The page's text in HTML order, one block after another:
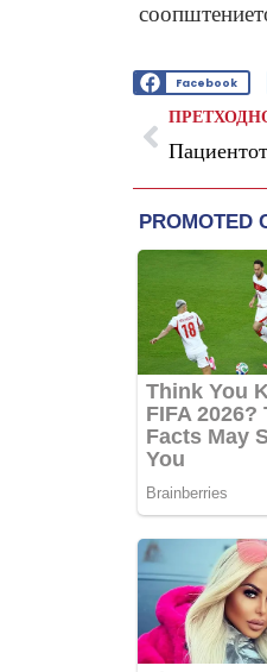
Facebook